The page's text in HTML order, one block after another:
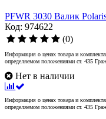
PFWR 3030 Валик
Код: 974622
(0)
Информация о ценах товара и
определяемом положениями ст. 435
Нет в наличии
Информация о ценах товара и
определяемом положениями ст. 435